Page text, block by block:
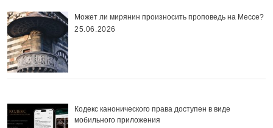
Может ли мирянин произносить проповедь на Мессе?
25.06.2026
Кодекс канонического права доступен в виде
мобильного приложения